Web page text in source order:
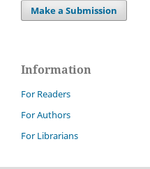
Make a Submission
Information
For Readers
For Authors
For Librarians